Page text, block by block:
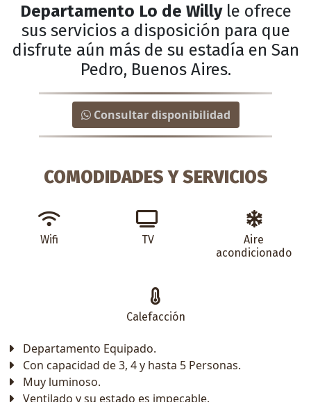
Departamento Lo de Willyle ofrece
sus servicios a disposición para que
disfrute aún más de su estadía en San
Pedro, Buenos Aires.
Consultar disponibilidad
COMODIDADES Y SERVICIOS
Wifi TV
Aire
acondicionado
Calefacción
Departamento Equipado.
Con capacidad de 3, 4 y hasta 5 Personas.
Muy luminoso.
Ventilado y su estado es impecable.